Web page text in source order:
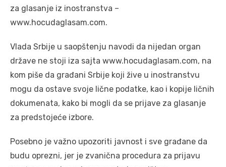
za glasanje iz inostranstva –
www.hocudaglasam.com.
Vlada Srbije u saopštenju navodi da nijedan organ
države ne stoji iza sajta www.hocudaglasam.com, na
kom piše da građani Srbije koji žive u inostranstvu
mogu da ostave svoje lične podatke, kao i kopije ličnih
dokumenata, kako bi mogli da se prijave za glasanje
za predstojeće izbore.
Posebno je važno upozoriti javnost i sve građane da
budu oprezni, jer je zvanična procedura za prijavu